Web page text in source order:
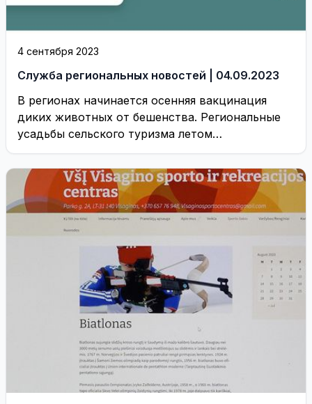
4 сентября 2023
Служба региональных новостей | 04.09.2023
В регионах начинается осенняя вакцинация
диких животных от бешенства. Региональные
усадьбы сельского туризма летом
конкурировали с Турцией.